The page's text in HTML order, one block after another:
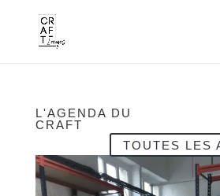
L'AGENDA DU
CRAFT
TOUTES LES